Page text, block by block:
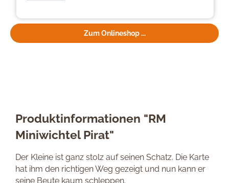
Zum Onlineshop ...
Produktinformationen "RM
Miniwichtel Pirat"
Der Kleine ist ganz stolz auf seinen Schatz. Die Karte
hat ihm den richtigen Weg gezeigt und nun kann er
seine Beute kaum schleppen.